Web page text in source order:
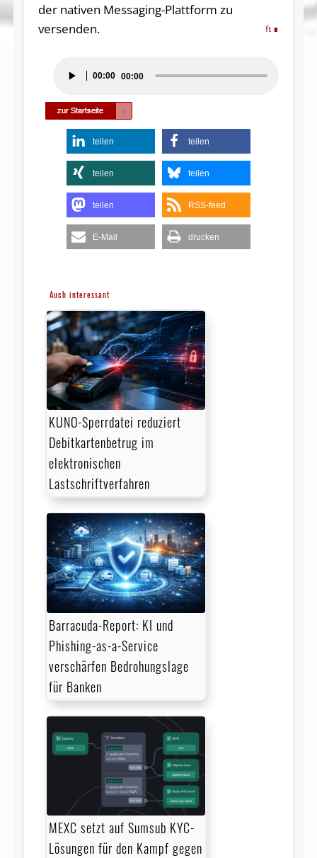
der nativen Messaging-Plattform zu
versenden.
ft
Player
00:00 00:00
teilen teilen
teilen teilen
teilen RSS-feed
E-Mail drucken
Auch interessant
KUNO-Sperrdatei reduziert
Debitkartenbetrug im
elektronischen
Lastschriftverfahren
Barracuda-Report: KI und
Phishing-as-a-Service
verschärfen Bedrohungslage
für Banken
MEXC setzt auf Sumsub KYC-
Lösungen für den Kampf gegen